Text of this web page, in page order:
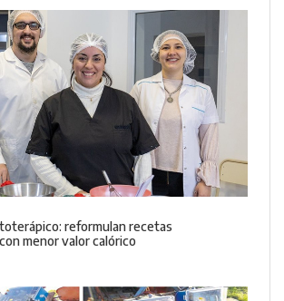
reformulan recetas
menor valor calórico